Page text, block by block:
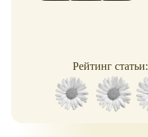
Рейтинг статьи: